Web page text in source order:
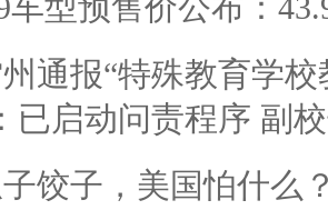
通报“特殊教育学
已启动问责程序 副
饺子，美国怕什么